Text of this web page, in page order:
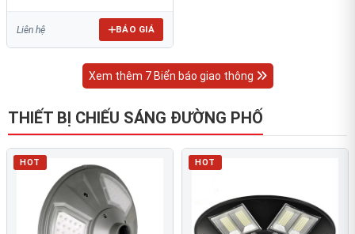
Liên hệ BÁO GIÁ
Xem thêm 7 Biển báo giao thông
THIẾT BỊ CHIẾU SÁNG ĐƯỜNG PHỐ
HOT HOT